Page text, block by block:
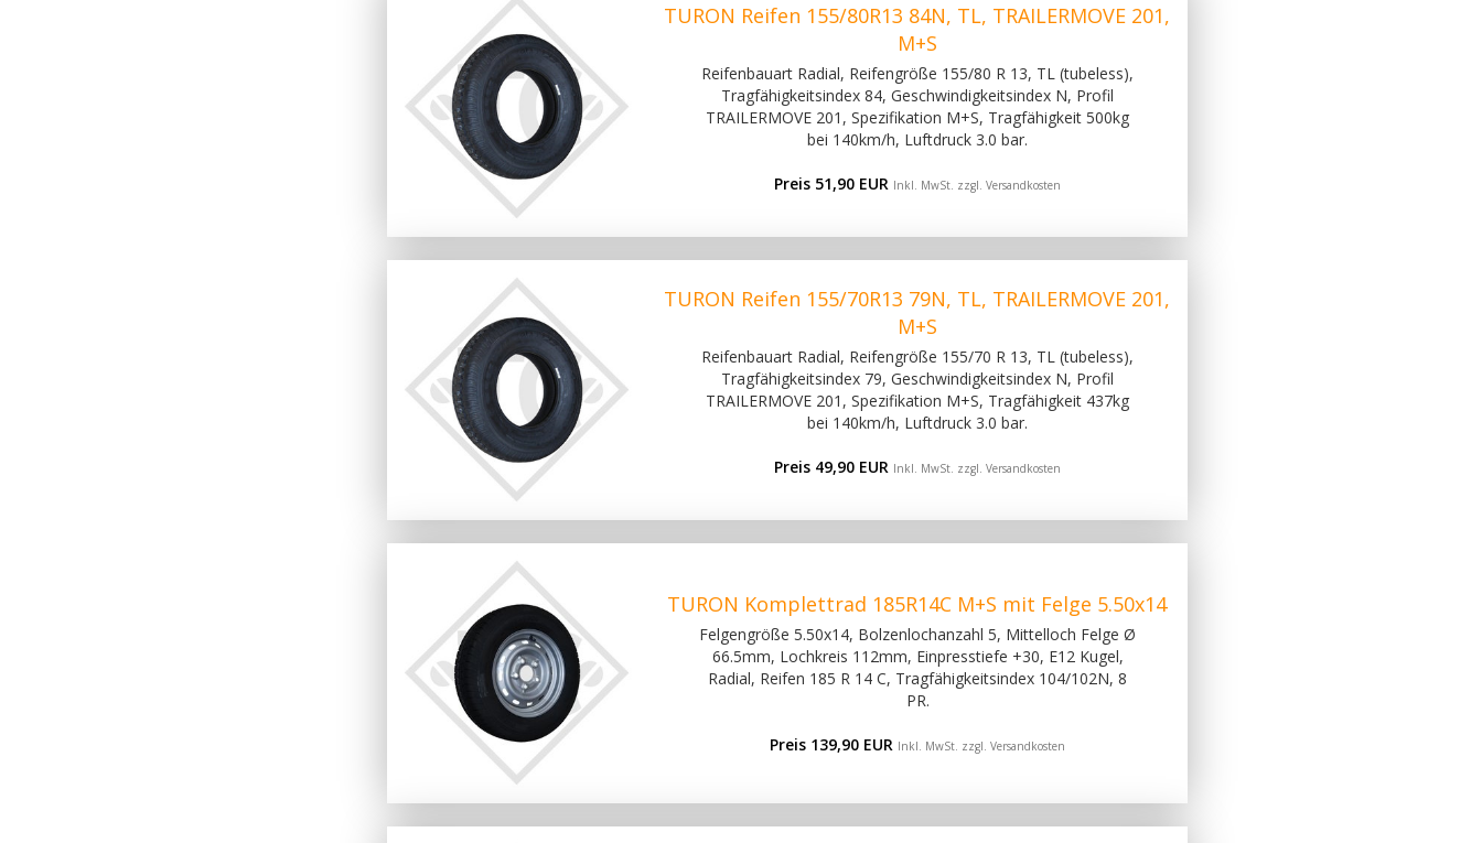
TURON Reifen 155/80R13 84N, TL, TRAILERMOVE 201,
M+S
Reifenbauart Radial, Reifengröße 155/80 R 13, TL (tubeless),
Tragfähigkeitsindex 84, Geschwindigkeitsindex N, Profil
TRAILERMOVE 201, Spezifikation M+S, Tragfähigkeit 500kg
bei 140km/h, Luftdruck 3.0 bar.
Preis 51,90 EUR Inkl. MwSt. zzgl. Versandkosten
TURON Reifen 155/70R13 79N, TL, TRAILERMOVE 201,
M+S
Reifenbauart Radial, Reifengröße 155/70 R 13, TL (tubeless),
Tragfähigkeitsindex 79, Geschwindigkeitsindex N, Profil
TRAILERMOVE 201, Spezifikation M+S, Tragfähigkeit 437kg
bei 140km/h, Luftdruck 3.0 bar.
Preis 49,90 EUR Inkl. MwSt. zzgl. Versandkosten
TURON Komplettrad 185R14C M+S mit Felge 5.50x14
Felgengröße 5.50x14, Bolzenlochanzahl 5, Mittelloch Felge Ø
66.5mm, Lochkreis 112mm, Einpresstiefe +30, E12 Kugel,
Radial, Reifen 185 R 14 C, Tragfähigkeitsindex 104/102N, 8
PR.
Preis 139,90 EUR Inkl. MwSt. zzgl. Versandkosten